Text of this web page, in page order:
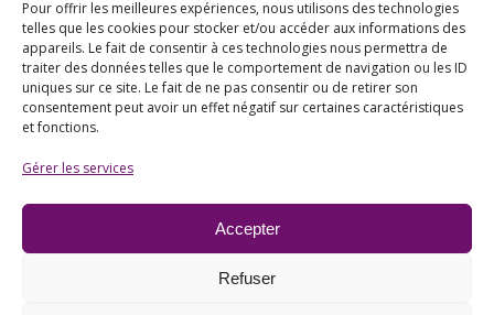
Pour offrir les meilleures expériences, nous utilisons des technologies
telles que les cookies pour stocker et/ou accéder aux informations des
appareils. Le fait de consentir à ces technologies nous permettra de
traiter des données telles que le comportement de navigation ou les ID
uniques sur ce site. Le fait de ne pas consentir ou de retirer son
consentement peut avoir un effet négatif sur certaines caractéristiques
et fonctions.
Gérer les services
Accepter
Refuser
Prendre rendez-vous sur Planity
Nous trouver
France